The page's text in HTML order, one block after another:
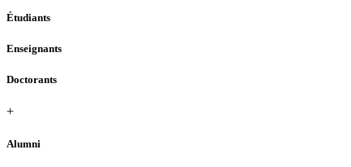
Étudiants
Enseignants
Doctorants
+
Alumni